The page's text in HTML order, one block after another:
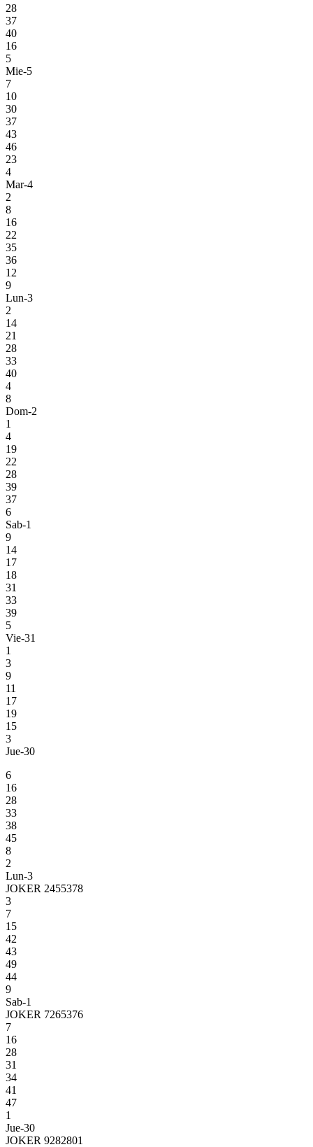
28
37
40
16
5
Mie-5
7
10
30
37
43
46
23
4
Mar-4
2
8
16
22
35
36
12
9
Lun-3
2
14
21
28
33
40
4
8
Dom-2
1
4
19
22
28
39
37
6
Sab-1
9
14
17
18
31
33
39
5
Vie-31
1
3
9
11
17
19
15
3
Jue-30
6
16
28
33
38
45
8
2
Lun-3
JOKER 2455378
3
7
15
42
43
49
44
9
Sab-1
JOKER 7265376
7
16
28
31
34
41
47
1
Jue-30
JOKER 9282801